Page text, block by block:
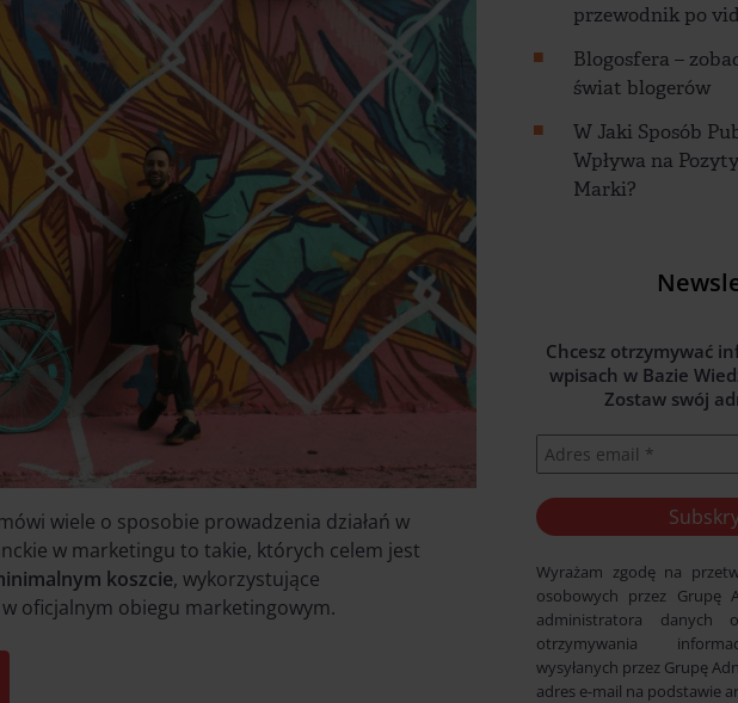
wiele o sposobie prowadzenia działań w
w marketingu to takie, których celem jest
koszcie, wykorzystujące
oficjalnym obiegu marketingowym.
przewodnik po
Blogosfera –
świat blogerów
W Jaki Sposób
Wpływa na
Marki?
Chcesz otrzymywać
wpisach w Bazie
Zostaw swój
Wyrażam zgodę na
osobowych przez Grupę
administratora danych
otrzymywania
wysyłanych przez Grupę
adres e-mail na podstawie